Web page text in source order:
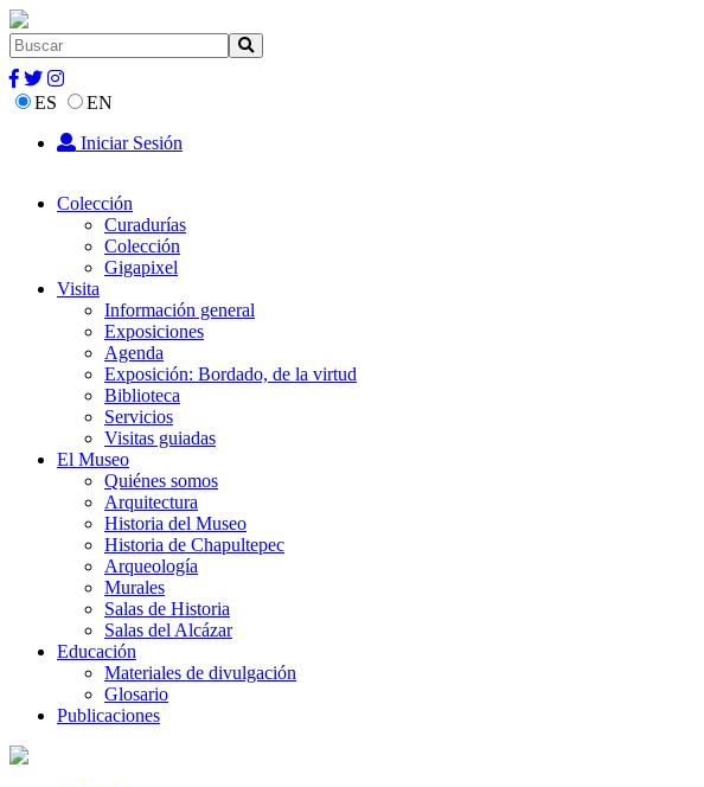
ES
EN
Iniciar Sesión
Colección
Curadurías
Colección
Gigapixel
Visita
Información general
Exposiciones
Agenda
Exposición: Bordado, de la virtud
Biblioteca
Servicios
Visitas guiadas
El Museo
Quiénes somos
Arquitectura
Historia del Museo
Historia de Chapultepec
Arqueología
Murales
Salas de Historia
Salas del Alcázar
Educación
Materiales de divulgación
Glosario
Publicaciones